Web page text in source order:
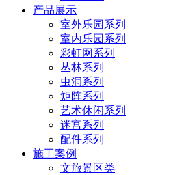
产品展示
室外乐园系列
室内乐园系列
彩虹网系列
丛林系列
虫洞系列
矩阵系列
艺术休闲系列
迷宫系列
配件系列
施工案例
文旅景区类